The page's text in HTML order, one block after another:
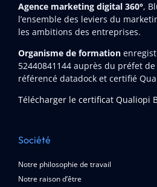
Agence marketing digital 360°,
l’ensemble des leviers du
les ambitions des entreprises.
Organisme de formation
52440841144auprès du préfet de
référencé datadock et certifié
Télécharger le certificat Qualiopi
Société
Notre philosophie de travail
Notre raison d’être